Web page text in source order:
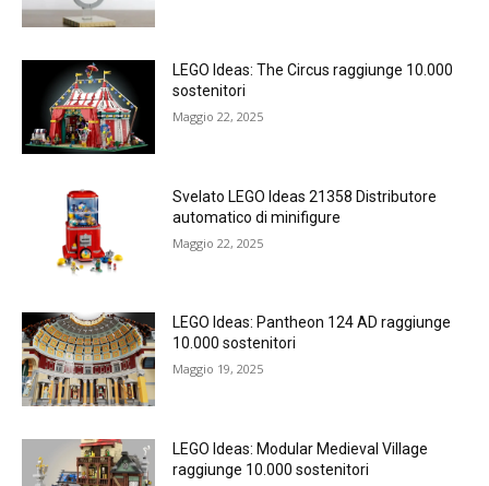
LEGO Ideas: The Circus raggiunge 10.000
sostenitori
Maggio 22, 2025
Svelato LEGO Ideas 21358 Distributore
automatico di minifigure
Maggio 22, 2025
LEGO Ideas: Pantheon 124 AD raggiunge
10.000 sostenitori
Maggio 19, 2025
LEGO Ideas: Modular Medieval Village
raggiunge 10.000 sostenitori